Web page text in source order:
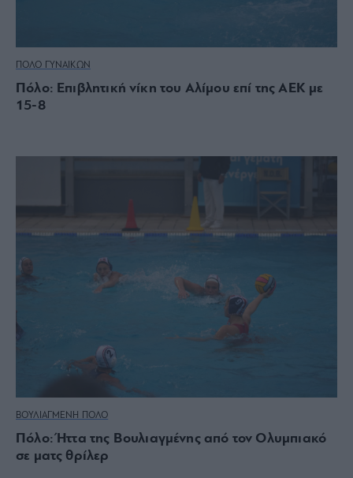
ΠΟΛΟ ΓΥΝΑΙΚΩΝ
Πόλο: Επιβλητική νίκη του Αλίμου επί της ΑΕΚ με
15-8
ΒΟΥΛΙΑΓΜΕΝΗ ΠΟΛΟ
Πόλο: Ήττα της Βουλιαγμένης από τον Ολυμπιακό
σε ματς θρίλερ